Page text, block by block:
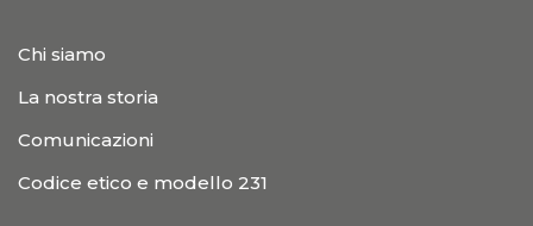
Chi siamo
La nostra storia
Comunicazioni
Codice etico e modello 231